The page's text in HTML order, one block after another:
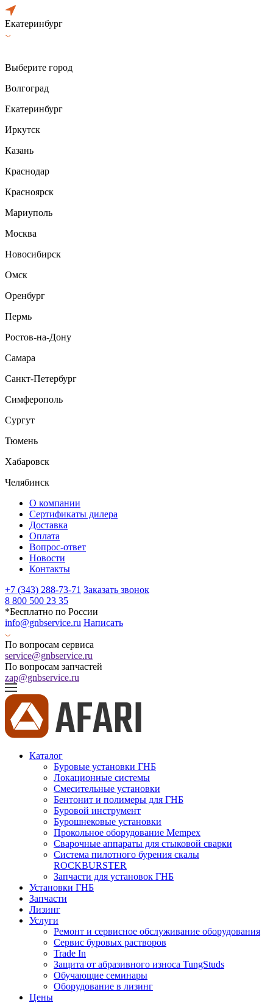
Екатеринбург
Выберите город
Волгоград
Екатеринбург
Иркутск
Казань
Краснодар
Красноярск
Мариуполь
Москва
Новосибирск
Омск
Оренбург
Пермь
Ростов-на-Дону
Самара
Санкт-Петербург
Симферополь
Сургут
Тюмень
Хабаровск
Челябинск
О компании
Сертификаты дилера
Доставка
Оплата
Вопрос-ответ
Новости
Контакты
+7 (343) 288-73-71 Заказать звонок
8 800 500 23 35
*Бесплатно по России
info@gnbservice.ru Написать
По вопросам сервиса
service@gnbservice.ru
По вопросам запчастей
zap@gnbservice.ru
Каталог
Буровые установки ГНБ
Локационные системы
Смесительные установки
Бентонит и полимеры для ГНБ
Буровой инструмент
Бурошнековые установки
Прокольное оборудование Mempex
Сварочные аппараты для стыковой сварки
Система пилотного бурения скалы
ROCKBURSTER
Запчасти для установок ГНБ
Установки ГНБ
Запчасти
Лизинг
Услуги
Ремонт и сервисное обслуживание оборудования
Сервис буровых растворов
Trade In
Защита от абразивного износа TungStuds
Обучающие семинары
Оборудование в лизинг
Цены